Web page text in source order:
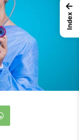
←
Index